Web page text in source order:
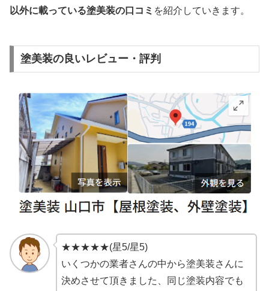
以外に載っている塗美装の口コミ を紹介していきます。
塗美装の良いレビュー・評判
★★★★★(星5/星5)
いくつかの業者さんの中から塗美装さんに
決めさせて頂きました、同じ塗装内容でも